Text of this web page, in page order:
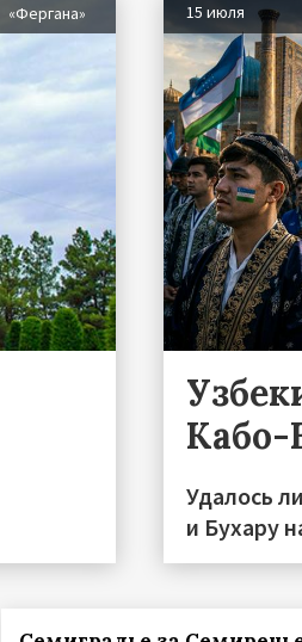
«Фергана» 15 июля
Кабо-
Удалось
и Бухару